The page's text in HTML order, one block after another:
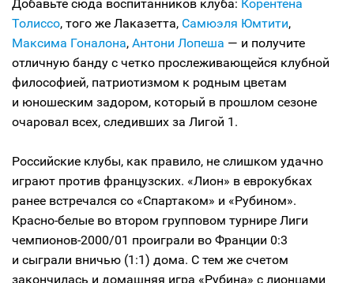
Добавьте сюда воспитанников клуба: Корентена
Толиссо, того же Лаказетта, Самюэля Юмтити,
Максима Гоналона, Антони Лопеша — и получите
отличную банду с четко прослеживающейся клубной
философией, патриотизмом к родным цветам
и юношеским задором, который в прошлом сезоне
очаровал всех, следивших за Лигой 1.
Российские клубы, как правило, не слишком удачно
играют против французских. «Лион» в еврокубках
ранее встречался со «Спартаком» и «Рубином».
Красно-белые во втором групповом турнире Лиги
чемпионов-2000/01 проиграли во Франции 0:3
и сыграли вничью (1:1) дома. С тем же счетом
закончилась и домашняя игра «Рубина» с лионцами